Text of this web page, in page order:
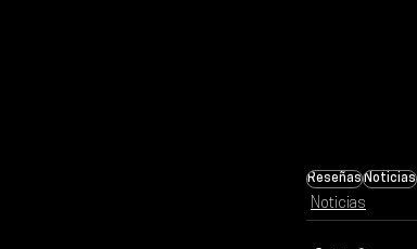
ReseñasNoticias
Noticias